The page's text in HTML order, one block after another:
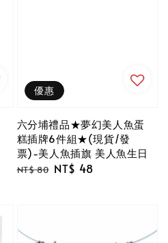
優惠
六分埔禮品★夢幻美人魚蛋
糕插牌6件組★(現貨/發
票)-美人魚插旗 美人魚生日
Regular
NT$ 80 Sale
NT$ 48